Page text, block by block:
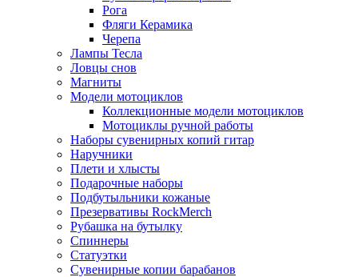
Рога
Фляги Керамика
Черепа
Лампы Тесла
Ловцы снов
Магниты
Модели мотоциклов
Коллекционные модели мотоциклов
Мотоциклы ручной работы
Наборы сувенирных копий гитар
Наручники
Плети и хлысты
Подарочные наборы
Подбутыльники кожаные
Презервативы RockMerch
Рубашка на бутылку
Спиннеры
Статуэтки
Сувенирные копии барабанов